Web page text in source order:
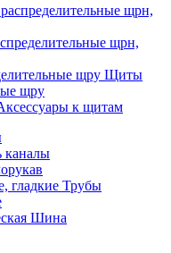
щрн,
Щиты
щру
к щитам
каналы
Трубы
Шина